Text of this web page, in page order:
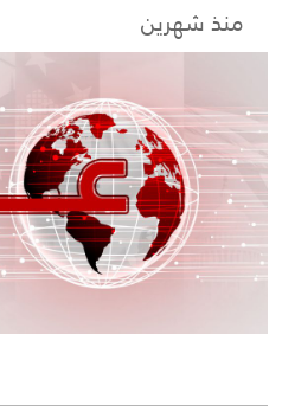
منذ شهرين